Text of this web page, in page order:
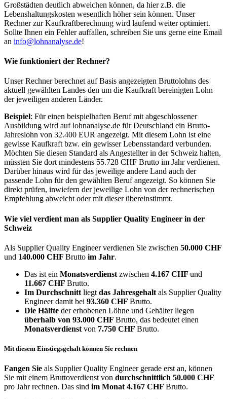
Großstädten deutlich abweichen können, da hier z.B. die
Lebenshaltungskosten wesentlich höher sein können. Unser
Rechner zur Kaufkraftberechnung wird laufend weiter optimiert.
Sollte Ihnen ein Fehler auffallen, schreiben Sie uns gerne eine Email
an info@lohnanalyse.de!
Wie funktioniert der Rechner?
Unser Rechner berechnet auf Basis angezeigten Bruttolohns des
aktuell gewählten Landes den um die Kaufkraft bereinigten Lohn
der jeweiligen anderen Länder.
Beispiel: Für einen beispielhaften Beruf mit abgeschlossener
Ausbildung wird auf lohnanalyse.de für Deutschland ein Brutto-
Jahreslohn von 32.400 EUR angezeigt. Mit diesem Lohn ist eine
gewisse Kaufkraft bzw. ein gewisser Lebensstandard verbunden.
Möchten Sie diesen Standard als Angestellter in der Schweiz halten,
müssten Sie dort mindestens 55.728 CHF Brutto im Jahr verdienen.
Darüber hinaus wird für das jeweilige andere Land auch der
passende Lohn für den gewählten Beruf angezeigt. So können Sie
direkt prüfen, inwiefern der jeweilige Lohn von der rechnerischen
Empfehlung abweicht oder mit dieser übereinstimmt.
Wie viel verdient man als Supplier Quality Engineer in der
Schweiz
Als Supplier Quality Engineer verdienen Sie zwischen 50.000 CHF
und 140.000 CHF Brutto im Jahr.
Das ist ein Monatsverdienst zwischen 4.167 CHF und
11.667 CHF Brutto.
Im Durchschnitt liegt das Jahresgehalt als Supplier Quality
Engineer damit bei 93.360 CHF Brutto.
Die Hälfte der erhobenen Löhne und Gehälter liegen
überhalb von 93.000 CHF Brutto, das bedeutet einen
Monatsverdienst von 7.750 CHF Brutto.
Mit diesem Einstiegsgehalt können Sie rechnen
Fangen Sie als Supplier Quality Engineer gerade erst an, können
Sie mit einem Bruttoverdienst von durchschnittlich 50.000 CHF
pro Jahr rechnen. Das sind im Monat 4.167 CHF Brutto.